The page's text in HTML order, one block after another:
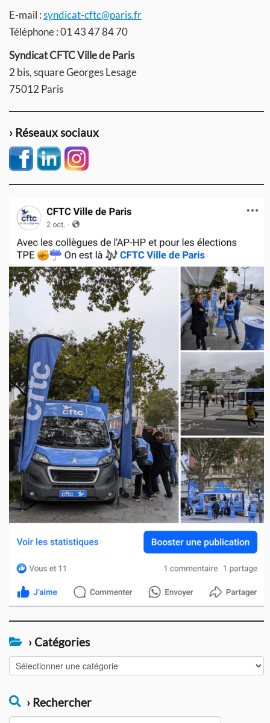
E-mail :syndicat-cftc@paris.fr
Téléphone : 01 43 47 84 70
Syndicat CFTC Ville de Paris
2 bis, square Georges Lesage
75012 Paris
› Réseaux sociaux
› Catégories
Catégories
› Rechercher